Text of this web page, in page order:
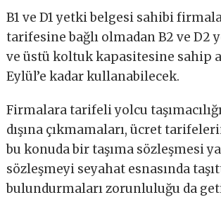
B1 ve D1 yetki belgesi sahibi
tarifesine bağlı olmadan B2 ve D2
ve üstü koltuk kapasitesine sahip
Eylül’e kadar kullanabilecek.
Firmalara tarifeli yolcu
dışına çıkmamaları, ücret
bu konuda bir taşıma sözleşmesi
sözleşmeyi seyahat esnasında
bulundurmaları zorunluluğu da